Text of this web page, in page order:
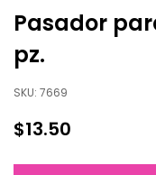
Pasador
pz.
SKU: 7669
$13.50